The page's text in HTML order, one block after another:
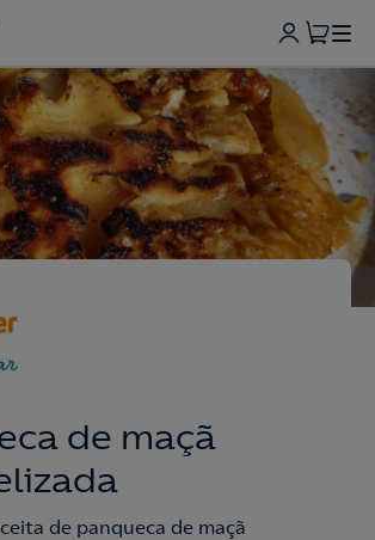
de maçã
de panqueca de maçã